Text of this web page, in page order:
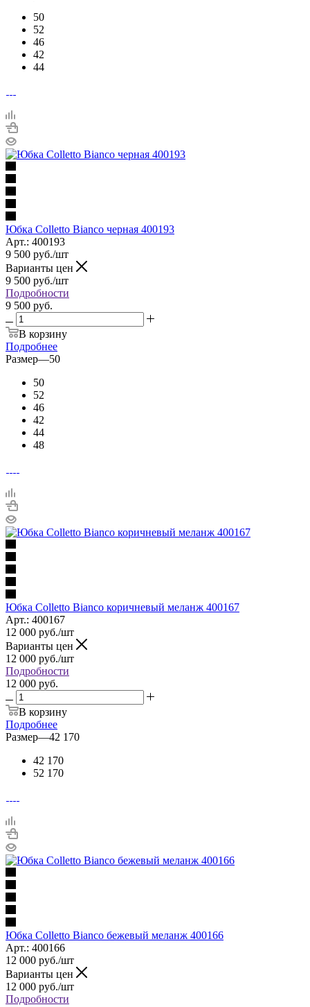
50
52
46
42
44
Юбка Colletto Bianco черная 400193
Арт.: 400193
9 500 руб./шт
Варианты цен
9 500 руб./шт
Подробности
9 500 руб.
В корзину
Подробнее
Размер—50
50
52
46
42
44
48
Юбка Colletto Bianco коричневый меланж 400167
Арт.: 400167
12 000 руб./шт
Варианты цен
12 000 руб./шт
Подробности
12 000 руб.
В корзину
Подробнее
Размер—42 170
42 170
52 170
Юбка Colletto Bianco бежевый меланж 400166
Арт.: 400166
12 000 руб./шт
Варианты цен
12 000 руб./шт
Подробности